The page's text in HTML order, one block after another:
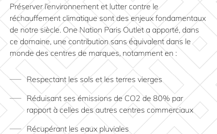
Préserver l’environnement et lutter contre le
réchauffement climatique sont des enjeux fondamentaux
de notre siècle. One Nation Paris Outlet a apporté, dans
ce domaine, une contribution sans équivalent dans le
monde des centres de marques, notamment en :
Respectant les sols et les terres vierges
Réduisant ses émissions de CO2 de 80% par
rapport à celles des autres centres commerciaux
Récupérant les eaux pluviales